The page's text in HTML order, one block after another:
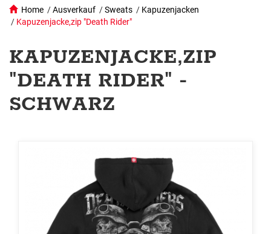
Home /Ausverkauf /Sweats / Kapuzenjacken
/ Kapuzenjacke,zip "Death Rider"
KAPUZENJACKE,ZIP
"DEATH RIDER" -
SCHWARZ